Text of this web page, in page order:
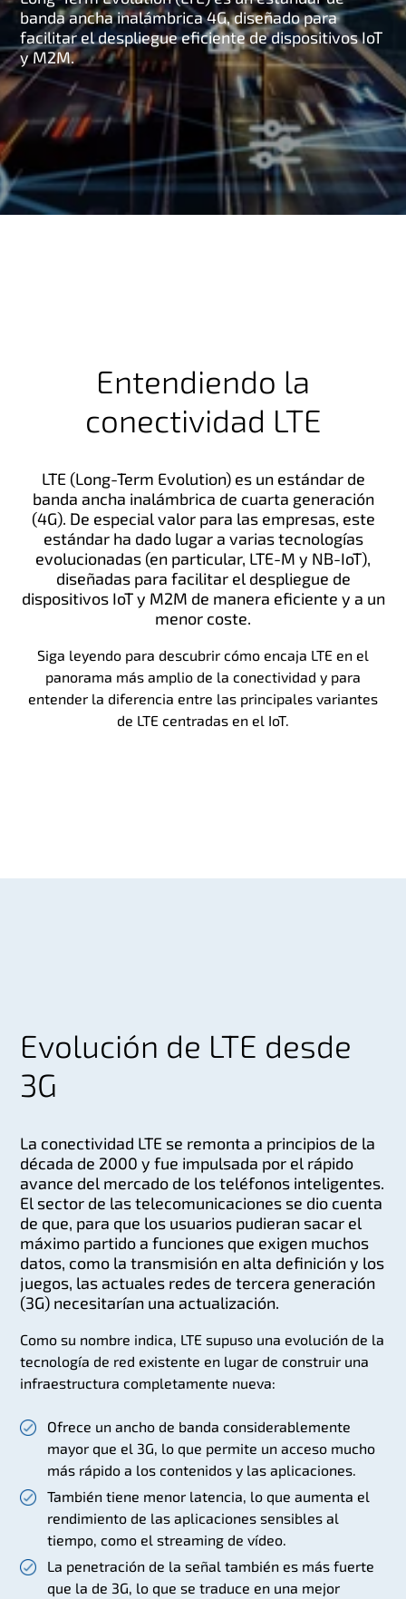
banda ancha inalámbrica 4G, diseñado para
facilitar el despliegue eficiente de dispositivos IoT
y M2M.
Entendiendo la
conectividad LTE
LTE (Long-Term Evolution) es un estándar de
banda ancha inalámbrica de cuarta generación
(4G). De especial valor para las empresas, este
estándar ha dado lugar a varias tecnologías
evolucionadas (en particular, LTE-M y NB-IoT),
diseñadas para facilitar el despliegue de
dispositivos IoT y M2M de manera eficiente y a un
menor coste.
Siga leyendo para descubrir cómo encaja LTE en el
panorama más amplio de la conectividad y para
entender la diferencia entre las principales variantes
de LTE centradas en el IoT.
Evolución de LTE desde
3G
La conectividad LTE se remonta a principios de la
década de 2000 y fue impulsada por el rápido
avance del mercado de los teléfonos inteligentes.
El sector de las telecomunicaciones se dio cuenta
de que, para que los usuarios pudieran sacar el
máximo partido a funciones que exigen muchos
datos, como la transmisión en alta definición y los
juegos, las actuales redes de tercera generación
(3G) necesitarían una actualización.
Como su nombre indica, LTE supuso una evolución de la
tecnología de red existente en lugar de construir una
infraestructura completamente nueva:
Ofrece un ancho de banda considerablemente
mayor que el 3G, lo que permite un acceso mucho
más rápido a los contenidos y las aplicaciones.
También tiene menor latencia, lo que aumenta el
rendimiento de las aplicaciones sensibles al
tiempo, como el streaming de vídeo.
La penetración de la señal también es más fuerte
que la de 3G, lo que se traduce en una mejor